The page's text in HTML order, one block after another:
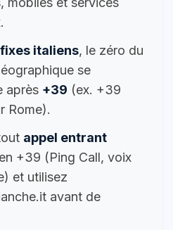
fixes italiens, le zéro du
se
après +39 (ex. +39
Rome).
appel entrant
+39 (Ping Call, voix
et utilisez
avant de